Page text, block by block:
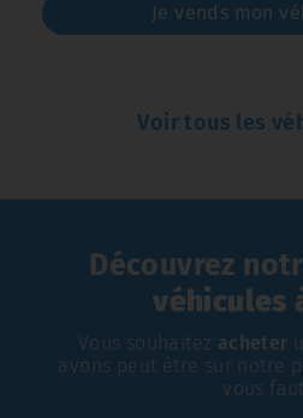
Je vends mon
Voir tous les
Découvrez
véhicules
Vous souhaitez acheter
avons peut être sur notre
vous faut